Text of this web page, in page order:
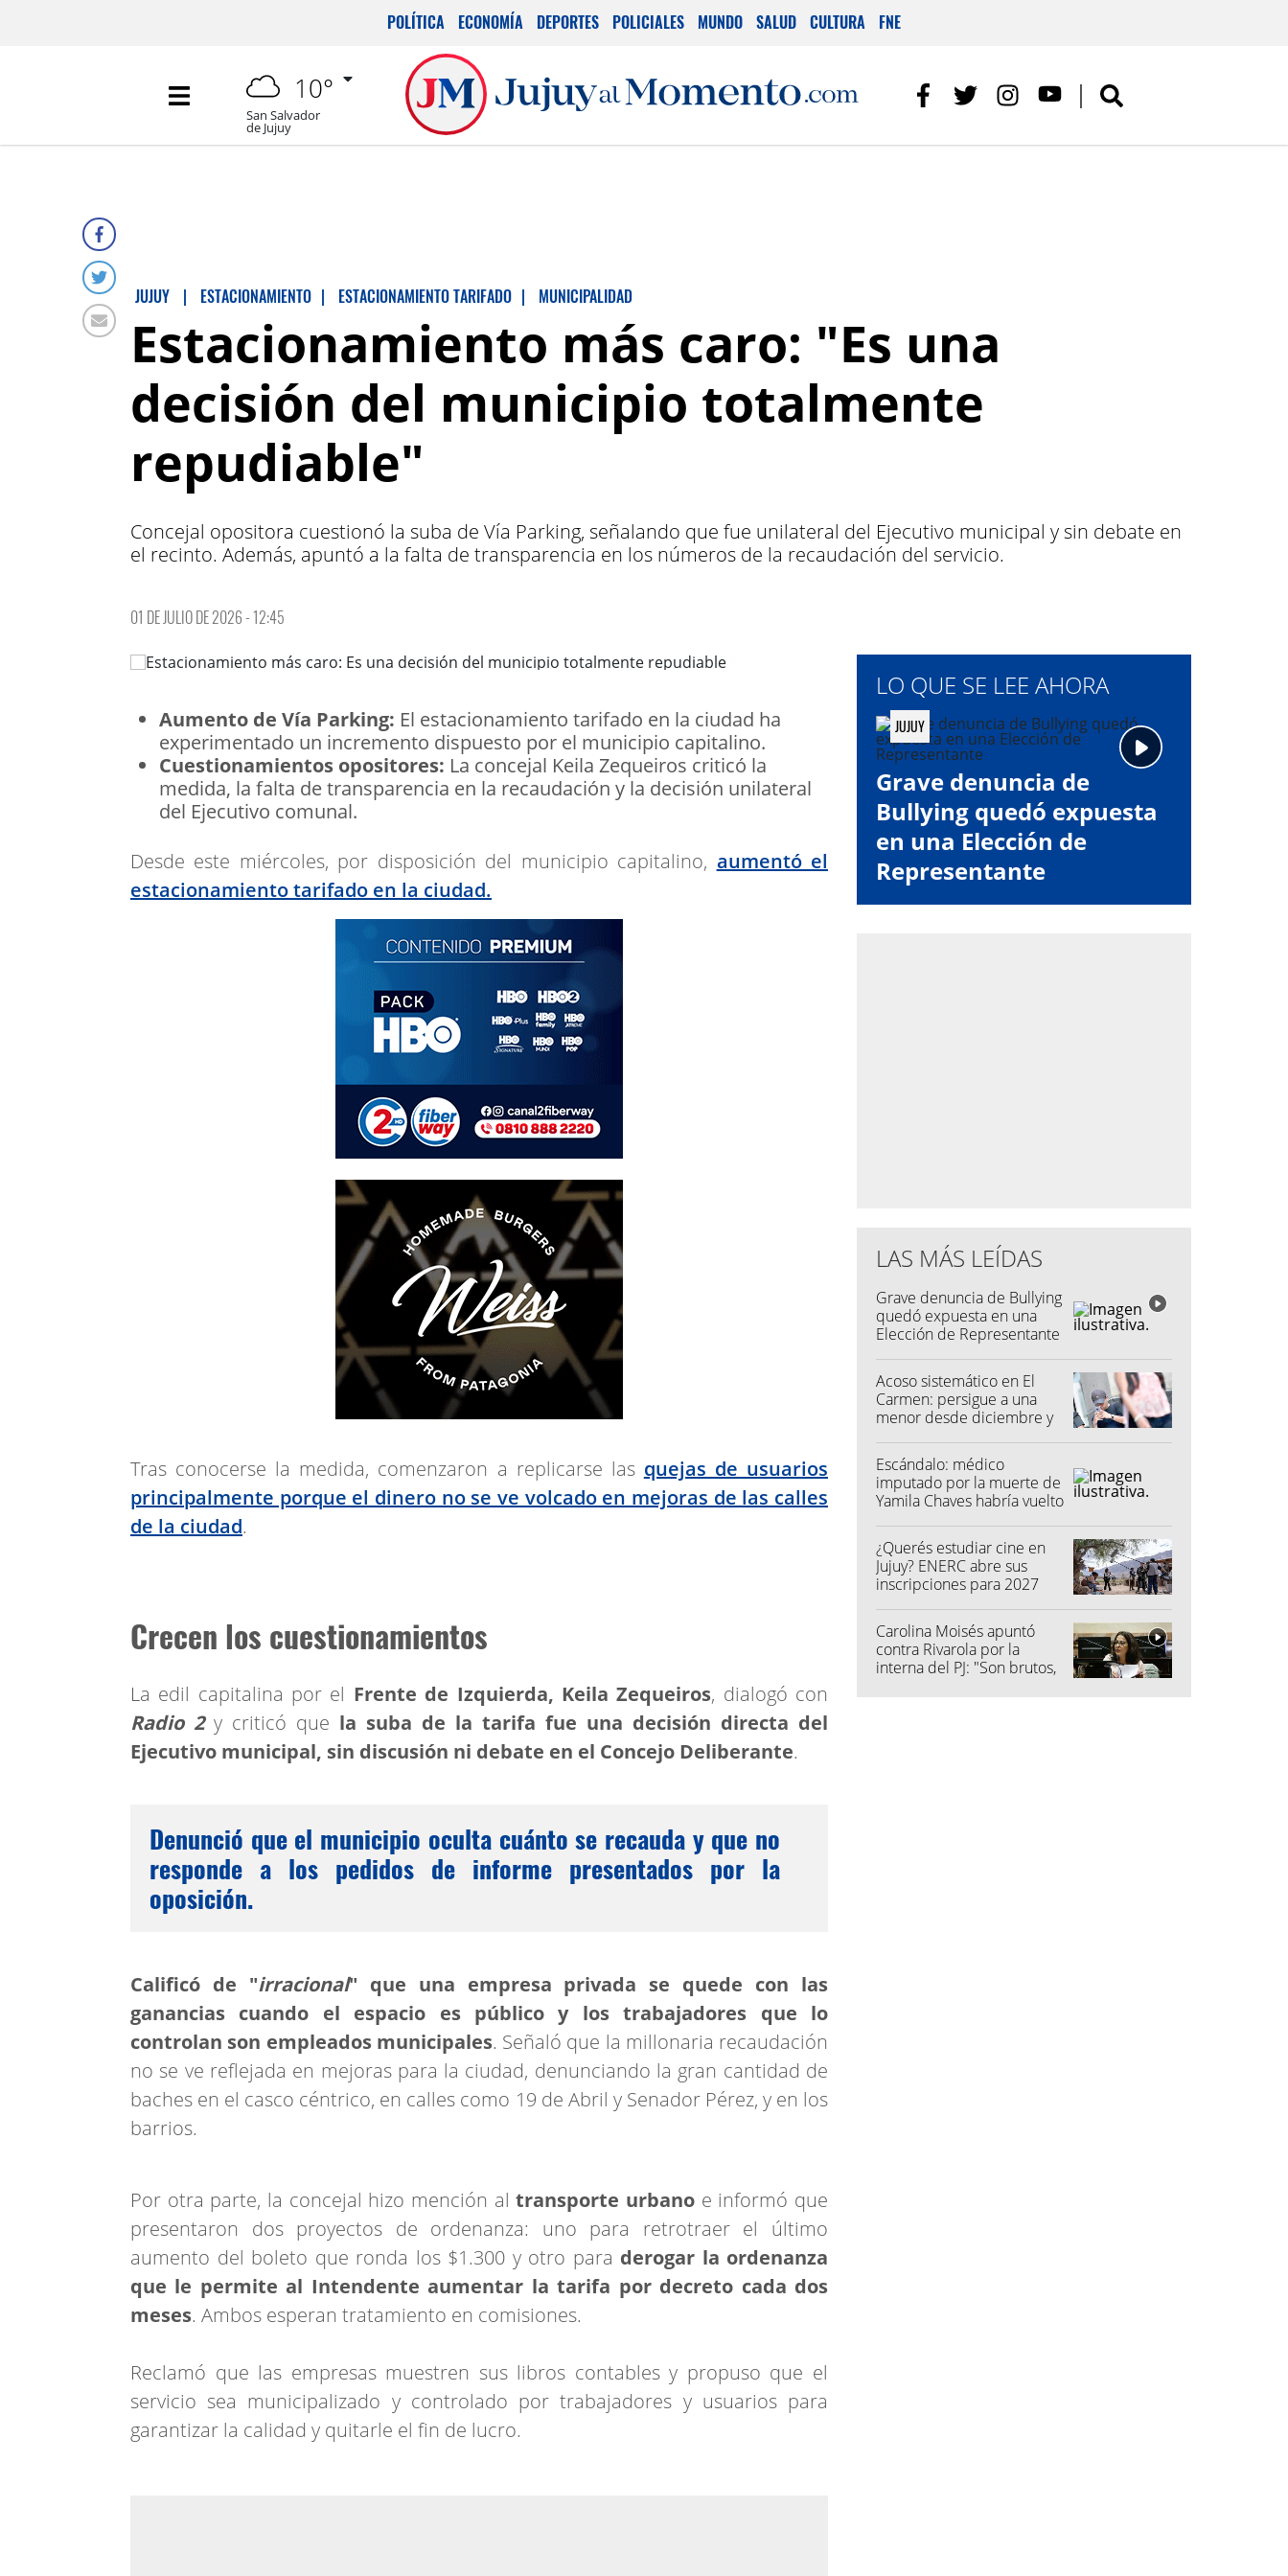
POLÍTICA ECONOMÍA DEPORTES POLICIALES MUNDO SALUD CULTURA FNE
10°
San Salvador
de Jujuy
JUJUY | ESTACIONAMIENTO | ESTACIONAMIENTO TARIFADO | MUNICIPALIDAD
Estacionamiento más caro: "Es una
decisión del municipio totalmente
repudiable"
Concejal opositora cuestionó la suba de Vía Parking, señalando que fue unilateral del Ejecutivo municipal y sin debate en
el recinto. Además, apuntó a la falta de transparencia en los números de la recaudación del servicio.
01 DE JULIO DE 2026 - 12:45
Aumento de Vía Parking: El estacionamiento tarifado en la ciudad ha
experimentado un incremento dispuesto por el municipio capitalino.
Cuestionamientos opositores: La concejal Keila Zequeiros criticó la
medida, la falta de transparencia en la recaudación y la decisión unilateral
del Ejecutivo comunal.
Desde este miércoles, por disposición del municipio capitalino, aumentó el
estacionamiento tarifado en la ciudad.
Tras conocerse la medida, comenzaron a replicarse las quejas de usuarios
principalmente porque el dinero no se ve volcado en mejoras de las calles
de la ciudad.
Crecen los cuestionamientos
La edil capitalina por el Frente de Izquierda, Keila Zequeiros, dialogó con
Radio 2y criticó que la suba de la tarifa fue una decisión directa del
Ejecutivo municipal, sin discusión ni debate en el Concejo Deliberante.
Denunció que el municipio oculta cuánto se recauda y que no
responde a los pedidos de informe presentados por la
oposición.
Calificó de "irracional" que una empresa privada se quede con las
ganancias cuando el espacio es público y los trabajadores que lo
controlan son empleados municipales. Señaló que la millonaria recaudación
no se ve reflejada en mejoras para la ciudad, denunciando la gran cantidad de
baches en el casco céntrico, en calles como 19 de Abril y Senador Pérez, y en los
barrios.
Por otra parte, la concejal hizo mención altransporte urbano e informó que
presentaron dos proyectos de ordenanza: uno para retrotraer el último
aumento del boleto que ronda los $1.300 y otro para derogar la ordenanza
que le permite al Intendente aumentar la tarifa por decreto cada dos
meses. Ambos esperan tratamiento en comisiones.
Reclamó que las empresas muestren sus libros contables y propuso que el
servicio sea municipalizado y controlado por trabajadores y usuarios para
garantizar la calidad y quitarle el fin de lucro.
LO QUE SE LEE AHORA
JUJUY
Grave denuncia de
Bullying quedó expuesta
en una Elección de
Representante
LAS MÁS LEÍDAS
Grave denuncia de Bullying
quedó expuesta en una
Elección de Representante
Acoso sistemático en El
Carmen: persigue a una
menor desde diciembre y
Escándalo: médico
imputado por la muerte de
Yamila Chaves habría vuelto
¿Querés estudiar cine en
Jujuy? ENERC abre sus
inscripciones para 2027
Carolina Moisés apuntó
contra Rivarola por la
interna del PJ: "Son brutos,